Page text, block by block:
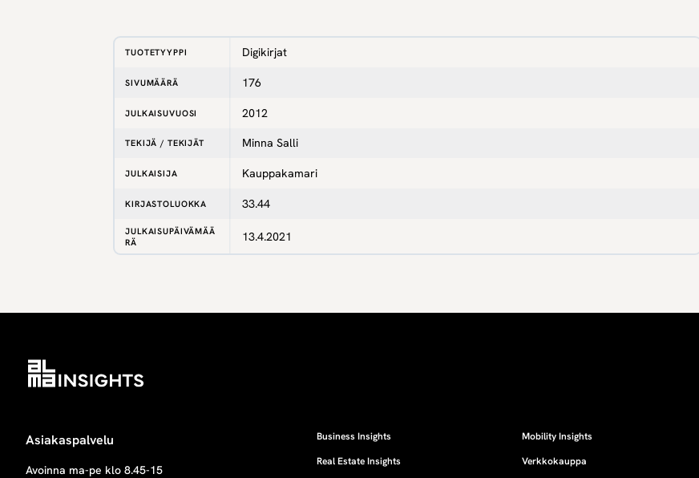
TUOTETYYPPI Digikirjat
SIVUMÄÄRÄ 176
JULKAISUVUOSI 2012
TEKIJÄ / TEKIJÄT Minna Salli
JULKAISIJA Kauppakamari
KIRJASTOLUOKKA 33.44
JULKAISUPÄIVÄMÄÄ
RÄ
13.4.2021
Asiakaspalvelu
Avoinna ma-pe klo 8.45-15
Business Insights
Real Estate Insights
Mobility Insights
Verkkokauppa